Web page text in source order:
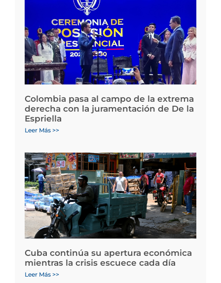
Colombia pasa al campo de la extrema
derecha con la juramentación de De la
Espriella
Leer Más >>
Cuba continúa su apertura económica
mientras la crisis escuece cada día
Leer Más >>